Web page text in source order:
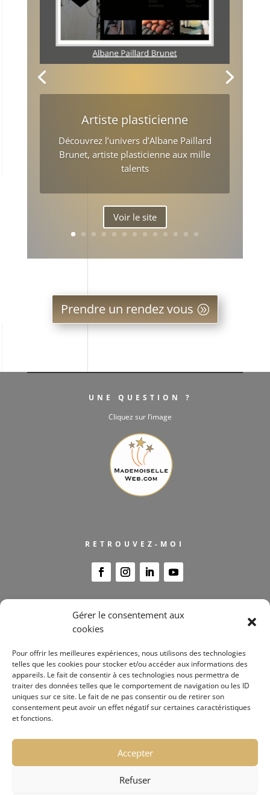
Gérer le consentement aux
cookies
Pour offrir les meilleures expériences, nous utilisons des technologies
telles que les cookies pour stocker et/ou accéder aux informations des
appareils. Le fait de consentir à ces technologies nous permettra de
traiter des données telles que le comportement de navigation ou les ID
uniques sur ce site. Le fait de ne pas consentir ou de retirer son
consentement peut avoir un effet négatif sur certaines caractéristiques
et fonctions.
Accepter
Refuser
Artiste plasticienne
Découvrez l’univers d’Albane Paillard
Brunet, artiste plasticienne aux mille
talents
Voir le site
Prendre un rendez vous
UNE QUESTION ?
Cliquez sur l’image
RETROUVEZ-MOI
Me contacter
FORMATIONS
Voir le certificat